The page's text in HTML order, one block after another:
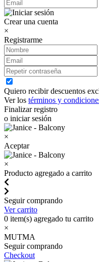
Crear una cuenta
×
Registrarme
Quiero recibir descuentos
Ver los términos y
Finalizar registro
o iniciar sesión
×
Aceptar
×
Producto agregado a carrito
Seguir comprando
Ver carrito
0 item(s) agregado tu carrito
×
MUTMA
Seguir comprando
Checkout